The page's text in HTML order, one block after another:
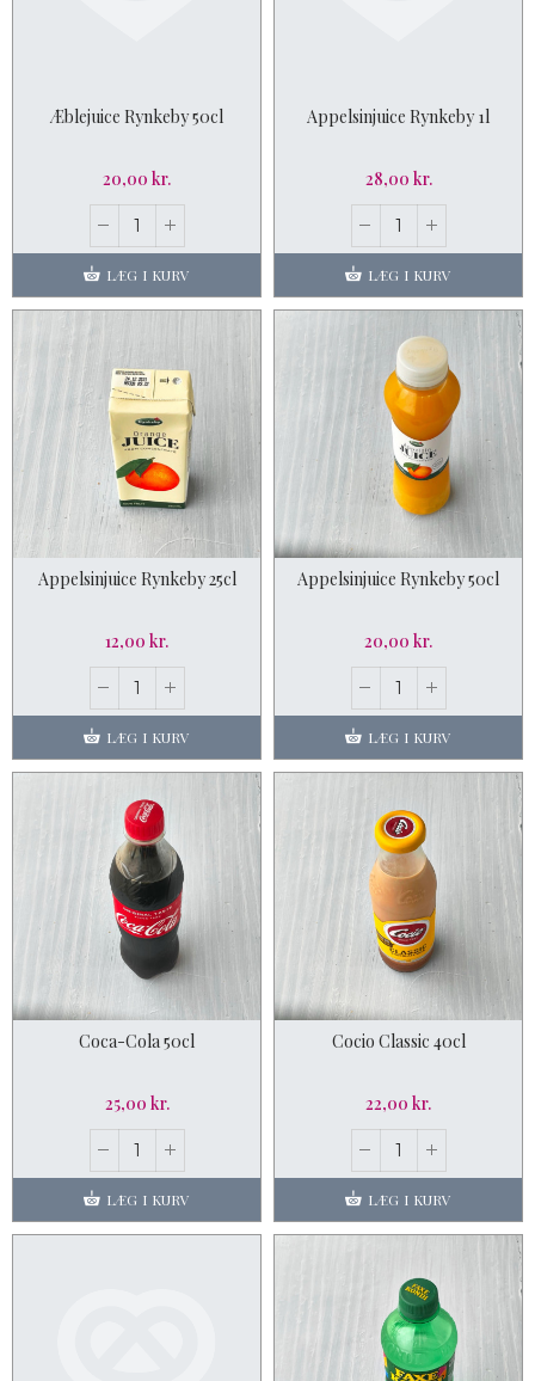
Æblejuice Rynkeby 50cl
20,00 kr.
LÆG I KURV
Appelsinjuice Rynkeby 1l
28,00 kr.
LÆG I KURV
Appelsinjuice Rynkeby 25cl
12,00 kr.
LÆG I KURV
Appelsinjuice Rynkeby 50cl
20,00 kr.
LÆG I KURV
Coca-Cola 50cl
25,00 kr.
LÆG I KURV
Cocio Classic 40cl
22,00 kr.
LÆG I KURV